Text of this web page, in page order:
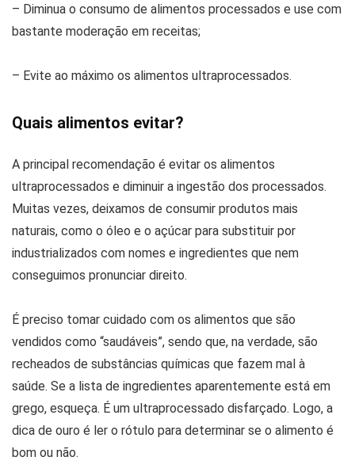
– Diminua o consumo de alimentos processados e use com
bastante moderação em receitas;
– Evite ao máximo os alimentos ultraprocessados.
Quais alimentos evitar?
A principal recomendação é evitar os alimentos
ultraprocessados e diminuir a ingestão dos processados.
Muitas vezes, deixamos de consumir produtos mais
naturais, como o óleo e o açúcar para substituir por
industrializados com nomes e ingredientes que nem
conseguimos pronunciar direito.
É preciso tomar cuidado com os alimentos que são
vendidos como “saudáveis”, sendo que, na verdade, são
recheados de substâncias químicas que fazem mal à
saúde. Se a lista de ingredientes aparentemente está em
grego, esqueça. É um ultraprocessado disfarçado. Logo, a
dica de ouro é ler o rótulo para determinar se o alimento é
bom ou não.